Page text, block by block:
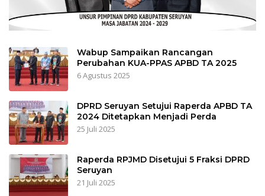
Wabup Sampaikan Rancangan
Perubahan KUA-PPAS APBD TA 2025
6 Agustus 2025
DPRD Seruyan Setujui Raperda APBD TA
2024 Ditetapkan Menjadi Perda
25 Juli 2025
Raperda RPJMD Disetujui 5 Fraksi DPRD
Seruyan
21 Juli 2025